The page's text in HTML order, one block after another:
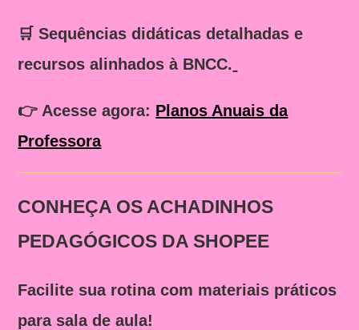
🛒 Sequências didáticas detalhadas e
recursos alinhados à BNCC.
👉 Acesse agora: Planos Anuais da
Professora
CONHEÇA OS ACHADINHOS
PEDAGÓGICOS DA SHOPEE
Facilite sua rotina com materiais práticos
para sala de aula!